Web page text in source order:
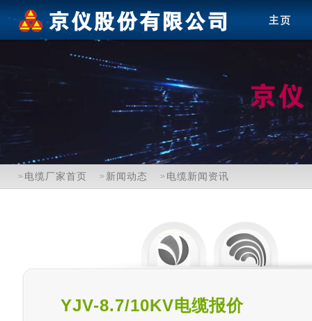
电缆厂家首页 新闻动态 电缆新闻资讯
YJV-8.7/10KV电缆报价